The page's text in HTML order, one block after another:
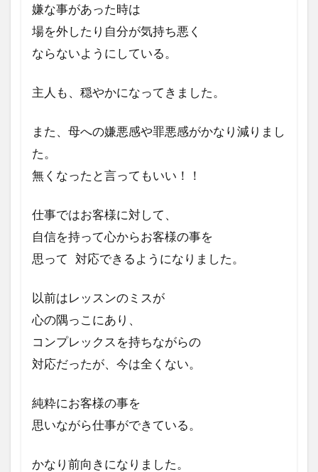
持
に
は
よ
な
変
化
が
あ
ま
し
た
か?
特に
印象
的だ
った
体験
なん
です
5
嫌な事があった時は
場を外したり自分が気持ち悪く
ならないようにしている。
主人も、穏やかになってきました。
また、母への嫌悪感や罪悪感がかなり減りまし
た。
無くなったと言ってもいい！！
仕事ではお客様に対して、
自信を持って心からお客様の事を
思って 対応できるようになりました。
以前はレッスンのミスが
心の隅っこにあり、
コンプレックスを持ちながらの
対応だったが、今は全くない。
純粋にお客様の事を
思いながら仕事ができている。
かなり前向きになりました。